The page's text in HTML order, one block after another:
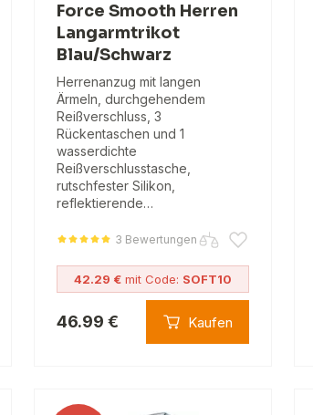
Force Smooth Herren
Langarmtrikot
Blau/Schwarz
Herrenanzug mit langen
Ärmeln, durchgehendem
Reißverschluss, 3
Rückentaschen und 1
wasserdichte
Reißverschlusstasche,
rutschfester Silikon,
reflektierende…
3 Bewertungen
42.29 €mit Code: SOFT10
46.99 € Kaufen